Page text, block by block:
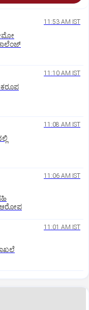
11:53 AM IST
11:10 AM IST
11:08 AM IST
11:06 AM IST
ಆರೋಪ
11:01 AM IST